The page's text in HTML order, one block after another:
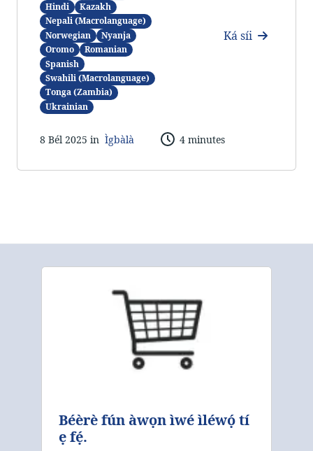
Hindi
Kazakh
Nepali (Macrolanguage)
Norwegian
Nyanja
Oromo
Romanian
Spanish
Swahili (Macrolanguage)
Tonga (Zambia)
Ukrainian
Ká síi
8 Bél 2025 in Ìgbàlà 4 minutes
Béèrè fún àwọn ìwé ìléwọ́ tí
ẹ fẹ́.